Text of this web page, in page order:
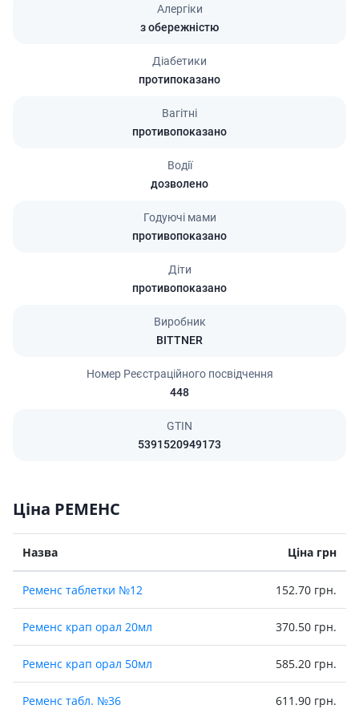
Алергіки
з обережністю
Діабетики
протипоказано
Вагітні
противопоказано
Водії
дозволено
Годуючі мами
противопоказано
Діти
противопоказано
Виробник
BITTNER
Номер Реєстраційного посвідчення
448
GTIN
5391520949173
Ціна РЕМЕНС
Назва Ціна грн
Ременс таблетки №12 152.70 грн.
Ременс крап орал 20мл 370.50 грн.
Ременс крап орал 50мл 585.20 грн.
Ременс табл. №36 611.90 грн.